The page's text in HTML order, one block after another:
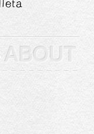
ABOUT